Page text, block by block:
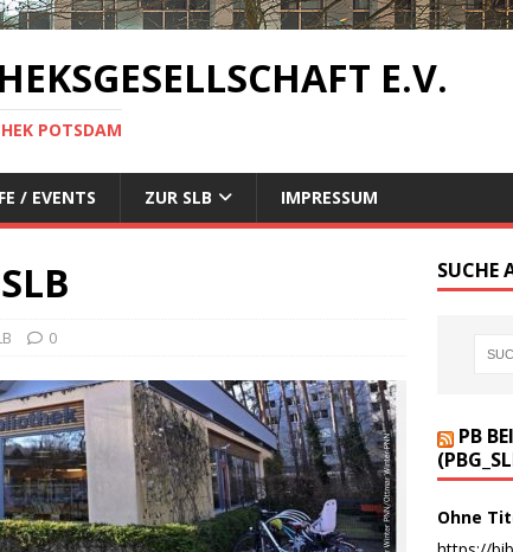
E.V.
POTSDAM
/ EVENTS ZUR SLB IMPRESSUM
0
SUCHE
PB
Ohne